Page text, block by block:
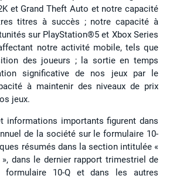
et Grand Theft Auto et notre capacité
titres à succès ; notre capacité à
sur PlayStation®5 et Xbox Series
notre activité mobile, tels que
des joueurs ; la sortie en temps
significative de nos jeux par le
à maintenir des niveaux de prix
jeux.
informations importants figurent dans
de la société sur le formulaire 10-
résumés dans la section intitulée «
dans le dernier rapport trimestriel de
10-Q et dans les autres